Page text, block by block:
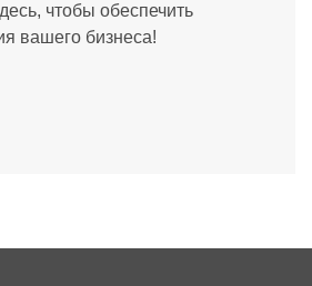
чтобы обеспечить
вашего бизнеса!